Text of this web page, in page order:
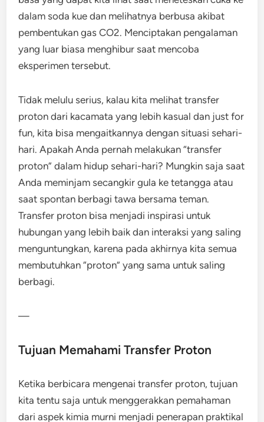
dalam soda kue dan melihatnya berbusa akibat
pembentukan gas CO2. Menciptakan pengalaman
yang luar biasa menghibur saat mencoba
eksperimen tersebut.
Tidak melulu serius, kalau kita melihat transfer
proton dari kacamata yang lebih kasual dan just for
fun, kita bisa mengaitkannya dengan situasi sehari-
hari. Apakah Anda pernah melakukan “transfer
proton” dalam hidup sehari-hari? Mungkin saja saat
Anda meminjam secangkir gula ke tetangga atau
saat spontan berbagi tawa bersama teman.
Transfer proton bisa menjadi inspirasi untuk
hubungan yang lebih baik dan interaksi yang saling
menguntungkan, karena pada akhirnya kita semua
membutuhkan “proton” yang sama untuk saling
berbagi.
—
Tujuan Memahami Transfer Proton
Ketika berbicara mengenai transfer proton, tujuan
kita tentu saja untuk menggerakkan pemahaman
dari aspek kimia murni menjadi penerapan praktikal